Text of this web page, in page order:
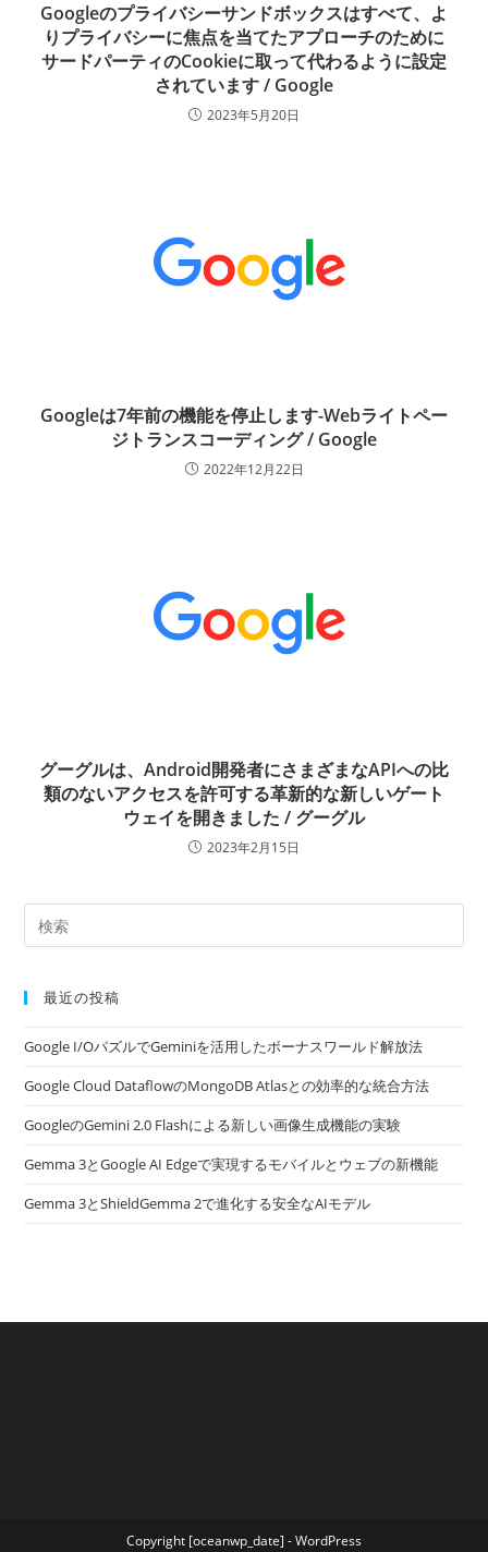
Googleのプライバシーサンドボックスはすべて、よ
りプライバシーに焦点を当てたアプローチのために
サードパーティのCookieに取って代わるように設定
されています / Google
2023年5月20日
Googleは7年前の機能を停止します-Webライトペー
ジトランスコーディング / Google
2022年12月22日
グーグルは、Android開発者にさまざまなAPIへの比
類のないアクセスを許可する革新的な新しいゲート
ウェイを開きました / グーグル
2023年2月15日
最近の投稿
Google I/OパズルでGeminiを活用したボーナスワールド解放法
Google Cloud DataflowのMongoDB Atlasとの効率的な統合方法
GoogleのGemini 2.0 Flashによる新しい画像生成機能の実験
Gemma 3とGoogle AI Edgeで実現するモバイルとウェブの新機能
Gemma 3とShieldGemma 2で進化する安全なAIモデル
Copyright [oceanwp_date] - WordPress